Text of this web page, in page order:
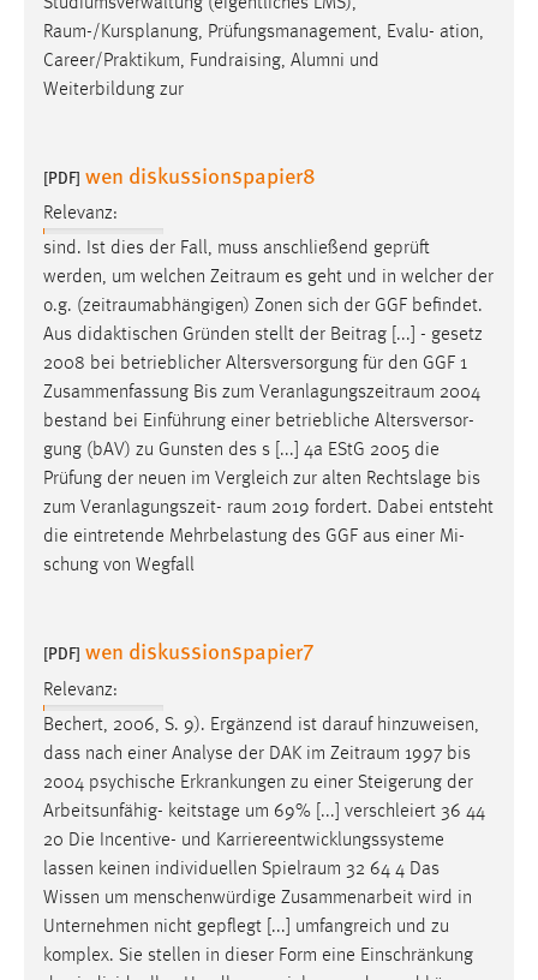
Raum-/Kursplanung, Prüfungsmanagement, Evalu- ation,
Career/Praktikum, Fundraising, Alumni und
Weiterbildung zur
[PDF] wen diskussionspapier8
Relevanz:
sind. Ist dies der Fall, muss anschließend geprüft
werden, um welchen Zeitraum es geht und in welcher der
o.g. (zeitraumabhängigen) Zonen sich der GGF befindet.
Aus didaktischen Gründen stellt der Beitrag [...] - gesetz
2008 bei betrieblicher Altersversorgung für den GGF 1
Zusammenfassung Bis zum Veranlagungszeitraum 2004
bestand bei Einführung einer betriebliche Altersversor-
gung (bAV) zu Gunsten des s [...] 4a EStG 2005 die
Prüfung der neuen im Vergleich zur alten Rechtslage bis
zum Veranlagungszeit- raum 2019 fordert. Dabei entsteht
die eintretende Mehrbelastung des GGF aus einer Mi-
schung von Wegfall
[PDF] wen diskussionspapier7
Relevanz:
Bechert, 2006, S. 9). Ergänzend ist darauf hinzuweisen,
dass nach einer Analyse der DAK im Zeitraum 1997 bis
2004 psychische Erkrankungen zu einer Steigerung der
Arbeitsunfähig- keitstage um 69% [...] verschleiert 36 44
20 Die Incentive- und Karriereentwicklungssysteme
lassen keinen individuellen Spielraum 32 64 4 Das
Wissen um menschenwürdige Zusammenarbeit wird in
Unternehmen nicht gepflegt [...] umfangreich und zu
komplex. Sie stellen in dieser Form eine Einschränkung